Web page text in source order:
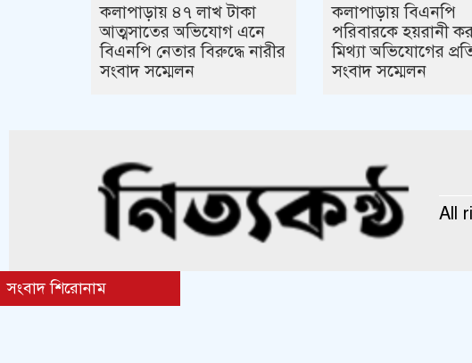
কলাপাড়ায় ৪৭ লাখ টাকা
আত্মসাতের অভিযোগ এনে
বিএনপি নেতার বিরুদ্ধে নারীর
সংবাদ সম্মেলন
কলাপাড়ায় বিএনপি
পরিবারকে হয়রানী
মিথ্যা অভিযোগের
সংবাদ সম্মেলন
All
সংবাদ শিরোনাম